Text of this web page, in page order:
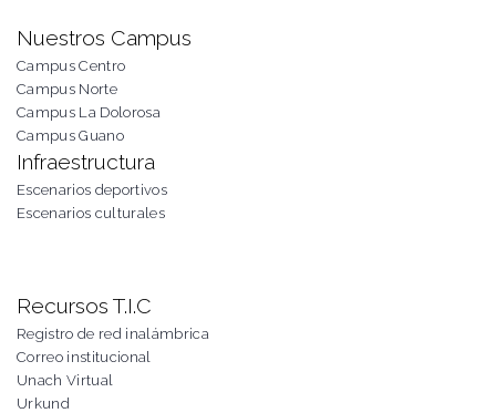
Nuestros Campus
Campus Centro
Campus Norte
Campus La Dolorosa
Campus Guano
Infraestructura
Escenarios deportivos
Escenarios culturales
Recursos T.I.C
Registro de red inalámbrica
Correo institucional
Unach Virtual
Urkund